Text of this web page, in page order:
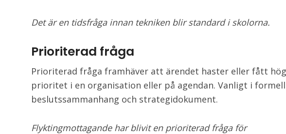
Det är en tidsfråga innan tekniken blir standard i skolorna.
Prioriterad fråga
Prioriterad fråga framhäver att ärendet haster eller fått
prioritet i en organisation eller på agendan. Vanligt i
beslutssammanhang och strategidokument.
Flyktingmottagande har blivit en prioriterad fråga för